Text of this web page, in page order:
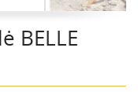
BELLE